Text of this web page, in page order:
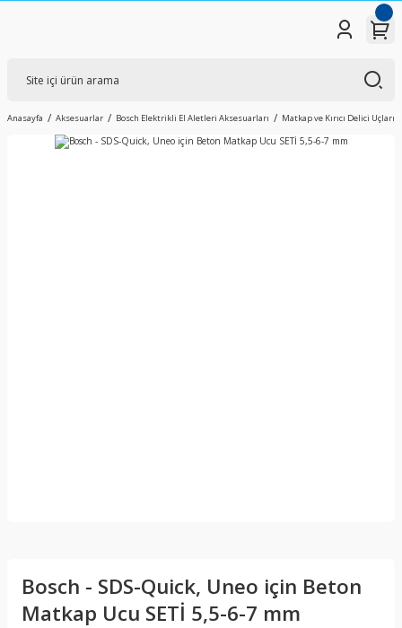
Anasayfa Aksesuarlar Bosch Elektrikli El Aletleri Aksesuarları Matkap ve Kırıcı Delici Uçları
Bosch - SDS-Quick, Uneo için Beton
Matkap Ucu SETİ 5,5-6-7 mm